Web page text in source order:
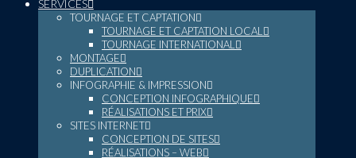
SERVICES
TOURNAGE ET CAPTATION
TOURNAGE ET CAPTATION LOCAL
TOURNAGE INTERNATIONAL
MONTAGE
DUPLICATION
INFOGRAPHIE & IMPRESSION
CONCEPTION INFOGRAPHIQUE
RÉALISATIONS ET PRIX
SITES INTERNET
CONCEPTION DE SITES
RÉALISATIONS – WEB